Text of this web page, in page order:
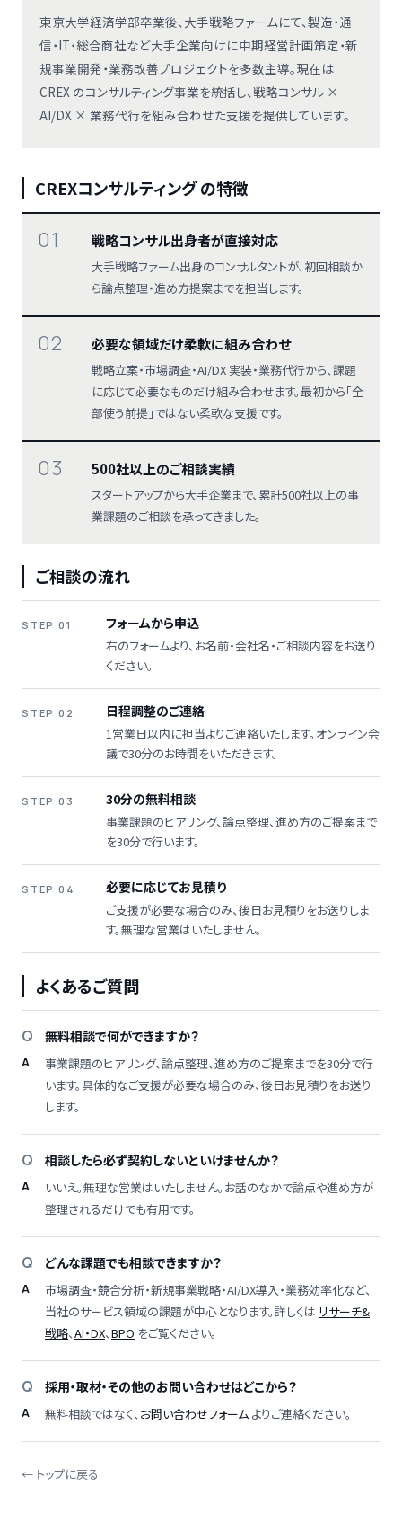
東京大学経済学部卒業後、大手戦略ファームにて、製造・通
信・IT・総合商社など大手企業向けに中期経営計画策定・新
規事業開発・業務改善プロジェクトを多数主導。現在は
CREX のコンサルティング事業を統括し、戦略コンサル ×
AI/DX × 業務代行を組み合わせた支援を提供しています。
CREXコンサルティング の特徴
01 戦略コンサル出身者が直接対応
大手戦略ファーム出身のコンサルタントが、初回相談か
ら論点整理・進め方提案までを担当します。
02 必要な領域だけ柔軟に組み合わせ
戦略立案・市場調査・AI/DX 実装・業務代行から、課題
に応じて必要なものだけ組み合わせます。最初から「全
部使う前提」ではない柔軟な支援です。
03 500社以上のご相談実績
スタートアップから大手企業まで、累計500社以上の事
業課題のご相談を承ってきました。
ご相談の流れ
STEP 01 フォームから申込
右のフォームより、お名前・会社名・ご相談内容をお送り
ください。
STEP 02 日程調整のご連絡
1営業日以内に担当よりご連絡いたします。オンライン会
議で30分のお時間をいただきます。
STEP 03 30分の無料相談
事業課題のヒアリング、論点整理、進め方のご提案まで
を30分で行います。
STEP 04 必要に応じてお見積り
ご支援が必要な場合のみ、後日お見積りをお送りしま
す。無理な営業はいたしません。
よくあるご質問
無料相談で何ができますか？
事業課題のヒアリング、論点整理、進め方のご提案までを30分で行
います。具体的なご支援が必要な場合のみ、後日お見積りをお送り
します。
相談したら必ず契約しないといけませんか？
いいえ。無理な営業はいたしません。お話のなかで論点や進め方が
整理されるだけでも有用です。
どんな課題でも相談できますか？
市場調査・競合分析・新規事業戦略・AI/DX導入・業務効率化など、
当社のサービス領域の課題が中心となります。詳しくは リサーチ&
戦略、AI・DX、BPO をご覧ください。
採用・取材・その他のお問い合わせはどこから？
無料相談ではなく、 お問い合わせフォーム よりご連絡ください。
← トップに戻る